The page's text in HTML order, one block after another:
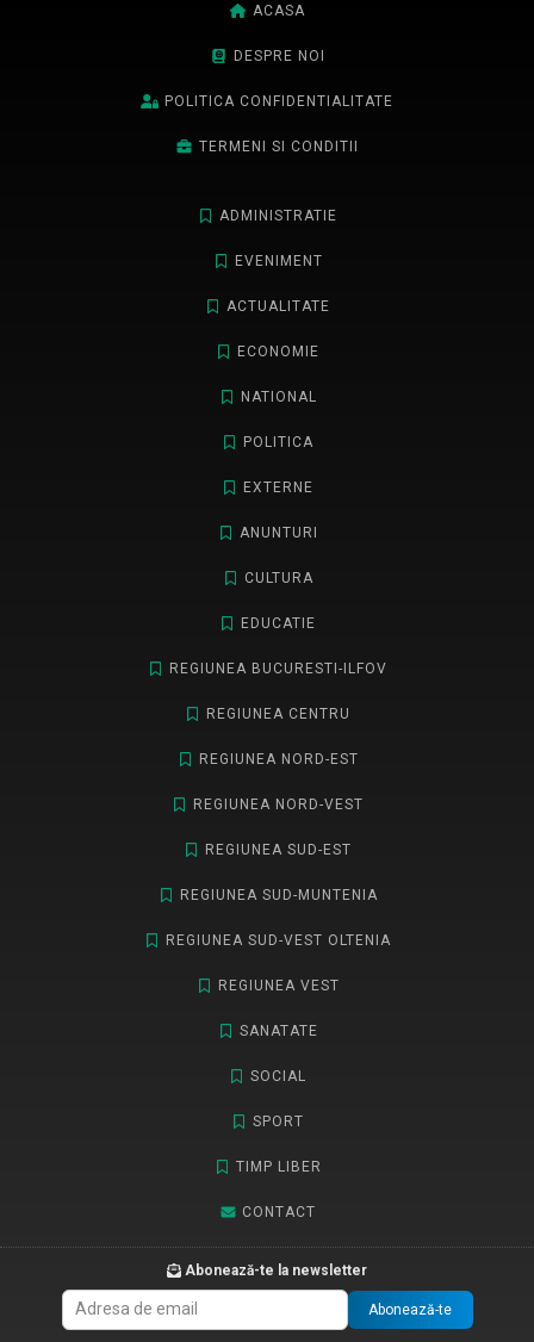
ACASA
DESPRE NOI
POLITICA CONFIDENTIALITATE
TERMENI SI CONDITII
ADMINISTRATIE
EVENIMENT
ACTUALITATE
ECONOMIE
NATIONAL
POLITICA
EXTERNE
ANUNTURI
CULTURA
EDUCATIE
REGIUNEA BUCURESTI-ILFOV
REGIUNEA CENTRU
REGIUNEA NORD-EST
REGIUNEA NORD-VEST
REGIUNEA SUD-EST
REGIUNEA SUD-MUNTENIA
REGIUNEA SUD-VEST OLTENIA
REGIUNEA VEST
SANATATE
SOCIAL
SPORT
TIMP LIBER
CONTACT
Abonează-te la newsletter
Abonează-te